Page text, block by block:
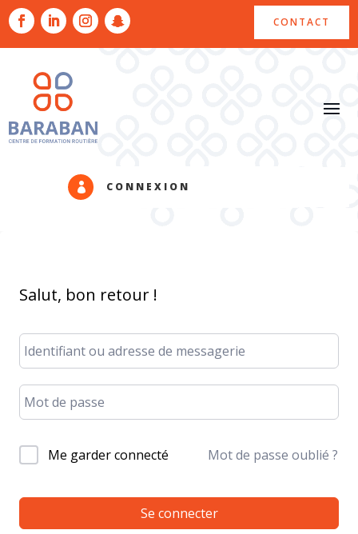
CONTACT
 CONNEXION
Salut, bon retour !
Me garder connecté Mot de passe oublié ?
Se connecter